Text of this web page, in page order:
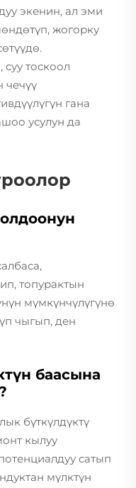
экенин, ал эми
жогорку
тоскоол
чечүү
гана
усулун да
топурактын
мүмкүнчүлүгүнө
чыгып, ден
баасына
бүткүлдүктү
кылуу
сатып
мүлктүн